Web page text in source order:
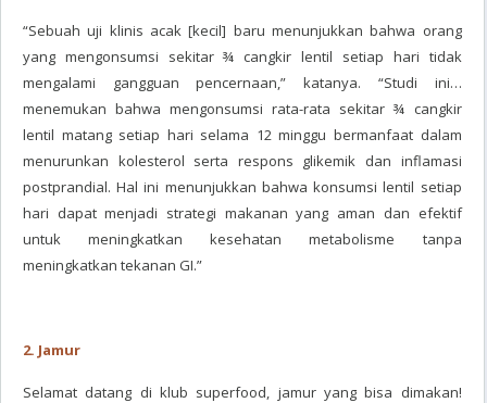
“Sebuah uji klinis acak [kecil] baru menunjukkan bahwa orang
yang mengonsumsi sekitar ¾ cangkir lentil setiap hari tidak
mengalami gangguan pencernaan,” katanya. “Studi ini…
menemukan bahwa mengonsumsi rata-rata sekitar ¾ cangkir
lentil matang setiap hari selama 12 minggu bermanfaat dalam
menurunkan kolesterol serta respons glikemik dan inflamasi
postprandial. Hal ini menunjukkan bahwa konsumsi lentil setiap
hari dapat menjadi strategi makanan yang aman dan efektif
untuk meningkatkan kesehatan metabolisme tanpa
meningkatkan tekanan GI.”
2. Jamur
Selamat datang di klub superfood, jamur yang bisa dimakan!